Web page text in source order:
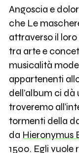
Angoscia e
che Le
attraverso il loro
tra arte e
musicalità
appartenenti
dell’album ci
troveremo
tormenti della
da Hieronymus
1500. Egli vuole